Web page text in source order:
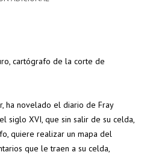
cartógrafo de la corte de
ha novelado el diario de Fray
siglo XVI, que sin salir de su celda,
quiere realizar un mapa del
que le traen a su celda,